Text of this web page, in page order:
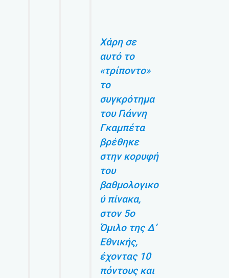
Χάρη σε
αυτό το
«τρίποντο»
το
συγκρότημα
του Γιάννη
Γκαμπέτα
βρέθηκε
στην κορυφή
του
βαθμολογικο
ύ πίνακα,
στον 5ο
Όμιλο της Δ’
Εθνικής,
έχοντας 10
πόντους και